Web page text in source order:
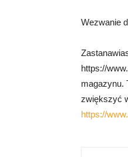
Wezwanie
https://
magazynu.
zwiększyć
https://